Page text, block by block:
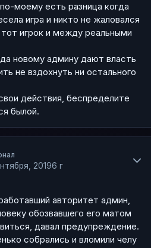
моему есть разница когда
игра и никто не жаловался
игрок и между реальными
новому админу дают власть
не вздохнуть ни остального
действия, беспределите
былой.
20196 г
авторитет админ,
обозвавшего его матом
давал предупреждение.
собрались и вломили челу